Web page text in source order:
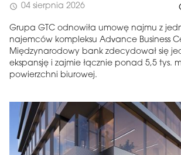
schedule 04 sierpnia 2026
Grupa GTC odnowiła umowę najmu z
najemców kompleksu Advance Business
Międzynarodowy bank zdecydował się
ekspansję i zajmie łącznie ponad 5,5 tys.
powierzchni biurowej.